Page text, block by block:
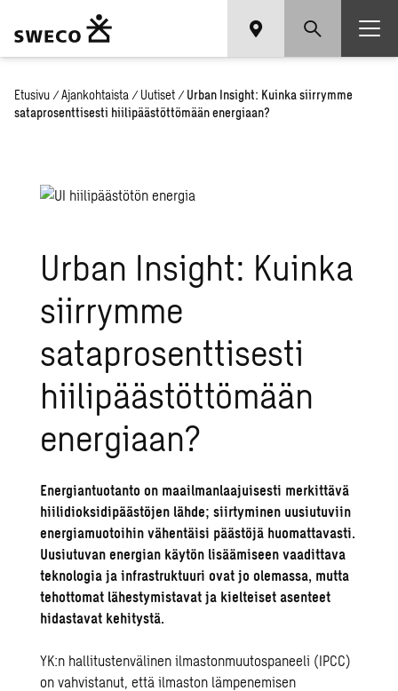
Etusivu / Ajankohtaista / Uutiset / Urban Insight: Kuinka siirrymme
sataprosenttisesti hiilipäästöttömään energiaan?
Urban Insight: Kuinka
siirrymme
sataprosenttisesti
hiilipäästöttömään
energiaan?
Energiantuotanto on maailmanlaajuisesti merkittävä
hiilidioksidipäästöjen lähde; siirtyminen uusiutuviin
energiamuotoihin vähentäisi päästöjä huomattavasti.
Uusiutuvan energian käytön lisäämiseen vaadittava
teknologia ja infrastruktuuri ovat jo olemassa, mutta
tehottomat lähestymistavat ja kielteiset asenteet
hidastavat kehitystä.
YK:n hallitustenvälinen ilmastonmuutospaneeli (IPCC)
on vahvistanut, että ilmaston lämpenemisen